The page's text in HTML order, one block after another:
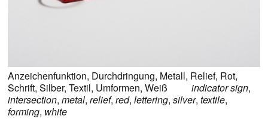
Anzeichenfunktion, Durchdringung, Metall, Relief, Rot,
Schrift, Silber, Textil, Umformen, Weiß indicator sign,
intersection, metal, relief, red, lettering, silver, textile,
forming, white